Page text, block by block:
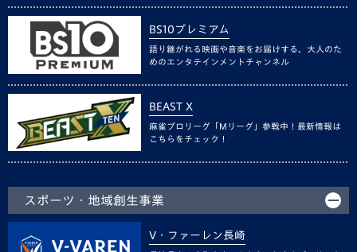
BS10プレミアム
語り継がれる映画や音楽をお届けする、大人のた
めのエンタテインメントチャンネル
BEAST X
麻雀プロリーグ「Mリーグ」参戦中！最新情報は
こちらをチェック！
スポーツ・地域創生事業
V・ファーレン長崎